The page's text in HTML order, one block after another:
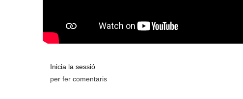
Inicia la sessió
per fer comentaris